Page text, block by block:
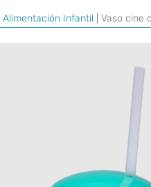
|Alimentación Infantil | Vaso